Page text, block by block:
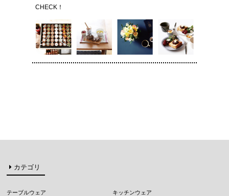
CHECK！
カテゴリ
テーブルウェア キッチンウェア